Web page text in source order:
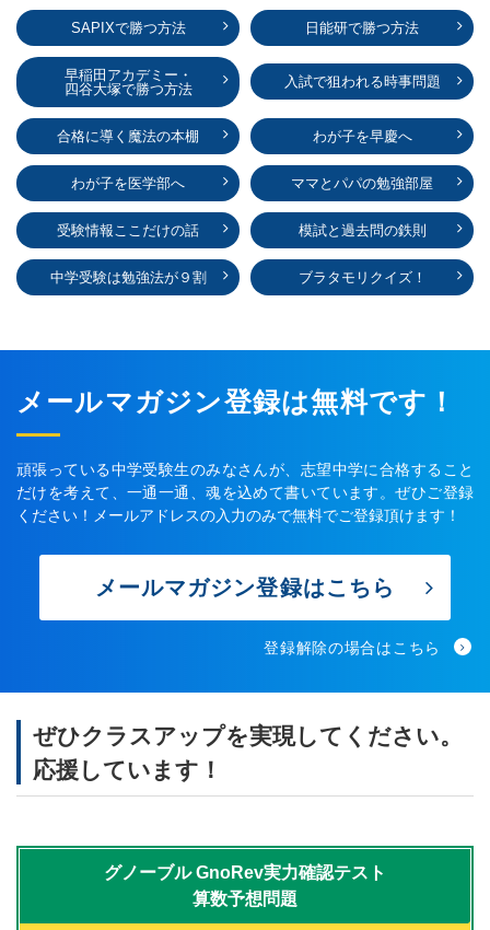
SAPIXで勝つ方法 日能研で勝つ方法
早稲田アカデミー・
四谷大塚で勝つ方法
入試で狙われる時事問題
合格に導く魔法の本棚 わが子を早慶へ
わが子を医学部へ ママとパパの勉強部屋
受験情報ここだけの話 模試と過去問の鉄則
中学受験は勉強法が９割 ブラタモリクイズ！
メールマガジン登録は無料です！
頑張っている中学受験生のみなさんが、志望中学に合格すること
だけを考えて、一通一通、魂を込めて書いています。ぜひご登録
ください！メールアドレスの入力のみで無料でご登録頂けます！
メールマガジン登録はこちら
登録解除の場合はこちら
ぜひクラスアップを実現してください。
応援しています！
グノーブルGnoRev実力確認テスト
算数予想問題